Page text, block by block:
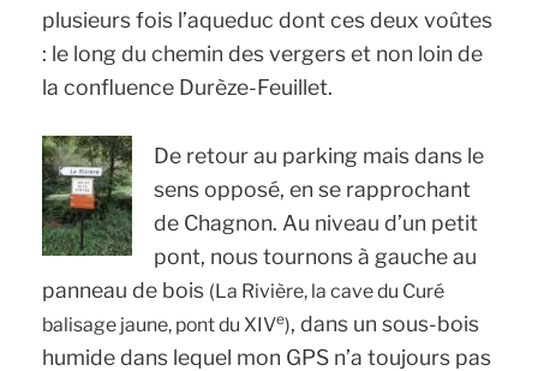
plusieurs fois l’aqueduc dont ces deux voûtes
: le long du chemin des vergers et non loin de
la confluence Durèze-Feuillet.
De retour au parking mais dans le
sens opposé, en se rapprochant
de Chagnon. Au niveau d’un petit
pont, nous tournons à gauche au
panneau de bois (La Rivière, la cave du Curé
balisage jaune, pont du XIVe), dans un sous-bois
humide dans lequel mon GPS n’a toujours pas